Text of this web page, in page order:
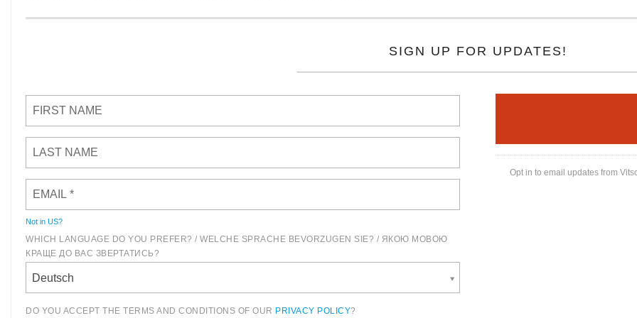
SIGN UP FOR UPDATES!
Not in US?
WHICH LANGUAGE DO YOU PREFER? / WELCHE SPRACHE BEVORZUGEN SIE? / ЯКОЮ МОВОЮ
КРАЩЕ ДО ВАС ЗВЕРТАТИСЬ?
Deutsch
DO YOU ACCEPT THE TERMS AND CONDITIONS OF OUR PRIVACY POLICY?
Opt in to email updates from